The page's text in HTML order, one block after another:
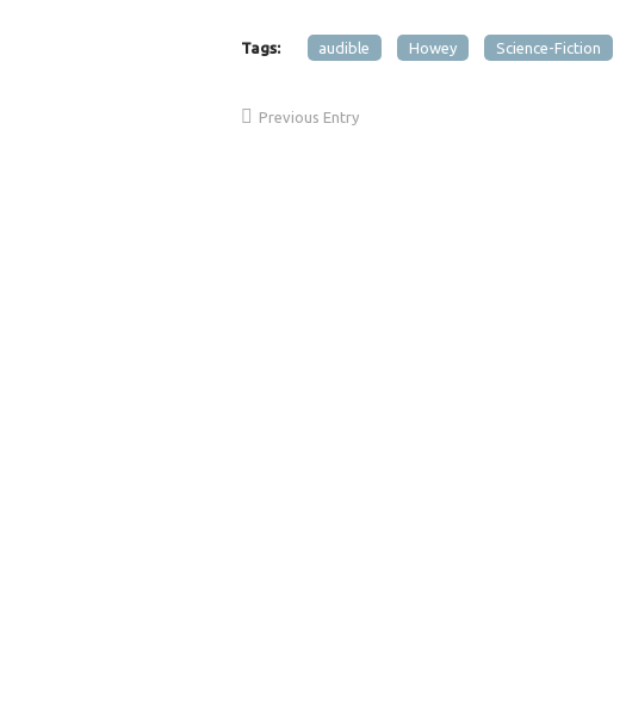
Tags: audible Howey Science-Fiction
Previous Entry